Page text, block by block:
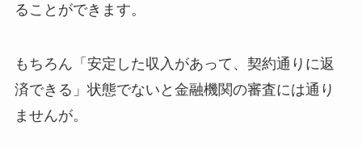
ることができます。
もちろん「安定した収入があって、契約通りに返
済できる」状態でないと金融機関の審査には通り
ませんが。